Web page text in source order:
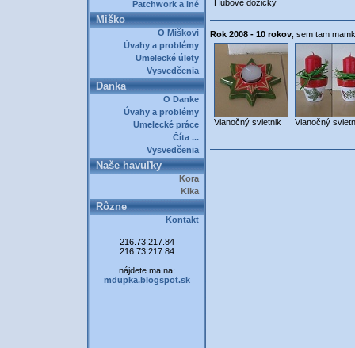
Patchwork a iné
Miško
O Miškovi
Úvahy a problémy
Umelecké úlety
Vysvedčenia
Danka
O Danke
Úvahy a problémy
Umelecké práce
Číta ...
Vysvedčenia
Naše havuľky
Kora
Kika
Rôzne
Kontakt
216.73.217.84
216.73.217.84
nájdete ma na:
mdupka.blogspot.sk
Hubové dózičky
Rok 2008 - 10 rokov , sem tam
Vianočný svietnik Vianočný